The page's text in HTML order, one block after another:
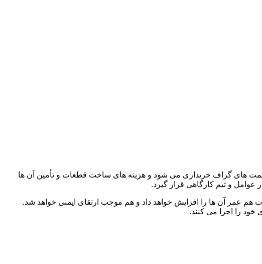
های گزاف خریداری می شود و هزینه های ساخت قطعات و تأمین آن ها
عوامل و تیم کارگاهی قرار گیرد.
هم عمر آن ها را افزایش خواهد داد و هم موجب ارتقای ایمنی خواهد شد.
را اجرا می کنند.